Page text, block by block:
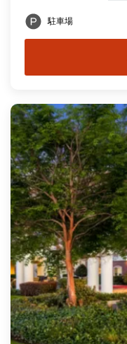
駐車場